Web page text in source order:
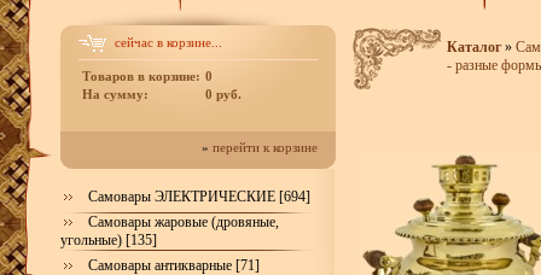
сейчас в корзине...
Товаров в корзине: 0
На сумму:
0 руб.
» перейти к корзине
Самовары ЭЛЕКТРИЧЕСКИЕ [694]
Самовары жаровые (дровяные,
угольные) [135]
Самовары антикварные [71]
Каталог»
- разные